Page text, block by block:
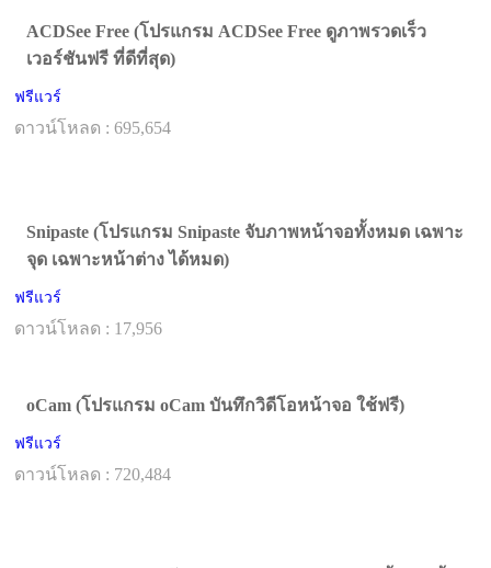
ACDSee Free (โปรแกรม ACDSee Free ดูภาพรวดเร็ว
เวอร์ชันฟรี ที่ดีที่สุด)
ฟรีแวร์
ดาวน์โหลด : 695,654
Snipaste (โปรแกรม Snipaste จับภาพหน้าจอทั้งหมด เฉพาะ
จุด เฉพาะหน้าต่าง ได้หมด)
ฟรีแวร์
ดาวน์โหลด : 17,956
oCam (โปรแกรม oCam บันทึกวิดีโอหน้าจอ ใช้ฟรี)
ฟรีแวร์
ดาวน์โหลด : 720,484